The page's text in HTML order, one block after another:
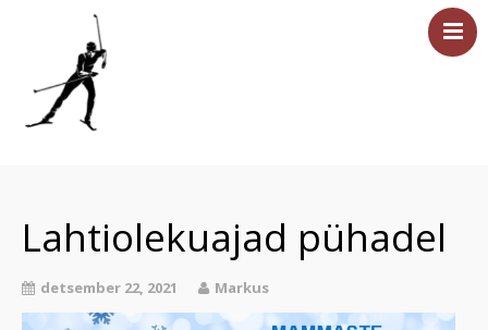
Majutus
Tervisesport
Lahtiolekuajad pühadel
detsember 22, 2021 Markus